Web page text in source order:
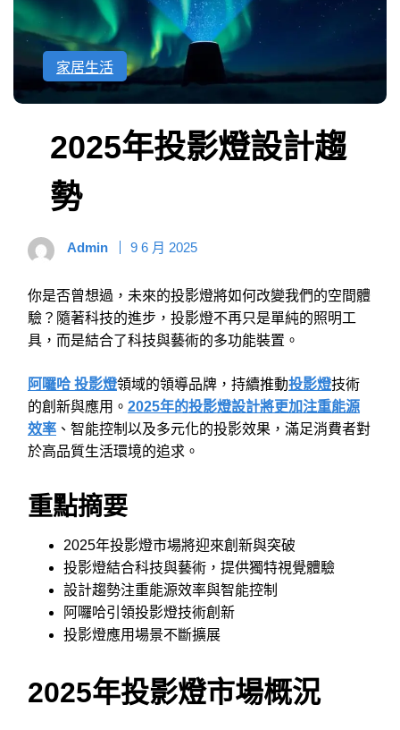
家居生活
2025年投影燈設計趨
勢
Admin 9 6 月 2025
你是否曾想過，未來的投影燈將如何改變我們的空間體
驗？隨著科技的進步，投影燈不再只是單純的照明工
具，而是結合了科技與藝術的多功能裝置。
阿囉哈 投影燈領域的領導品牌，持續推動投影燈技術
的創新與應用。 2025年的投影燈設計將更加注重能源
效率 、智能控制以及多元化的投影效果，滿足消費者對
於高品質生活環境的追求。
重點摘要
2025年投影燈市場將迎來創新與突破
投影燈結合科技與藝術，提供獨特視覺體驗
設計趨勢注重能源效率與智能控制
阿囉哈引領投影燈技術創新
投影燈應用場景不斷擴展
2025年投影燈市場概況